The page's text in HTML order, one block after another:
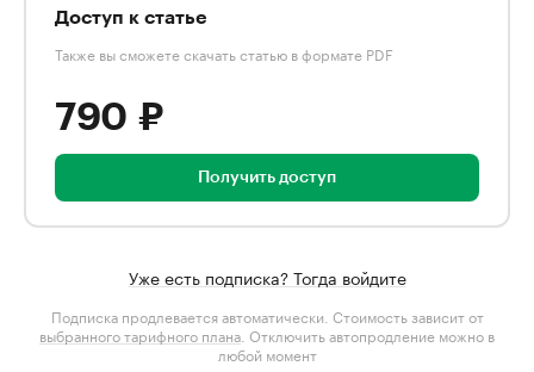
Доступ к статье
Также вы сможете скачать статью в формате PDF
790 ₽
Получить доступ
Уже есть подписка? Тогда войдите
Подписка продлевается автоматически. Стоимость зависит от
выбранного тарифного плана . Отключить автопродление можно в
любой момент